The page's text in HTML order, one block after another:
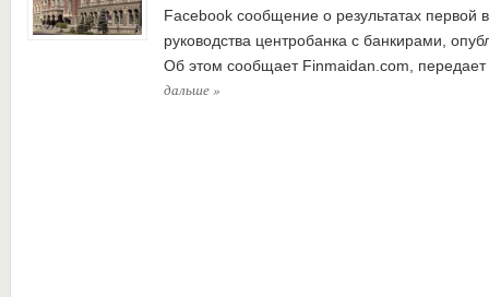
Facebook сообщение о результатах первой
руководства центробанка с банкирами,
Об этом сообщает Finmaidan.com,
дальше»